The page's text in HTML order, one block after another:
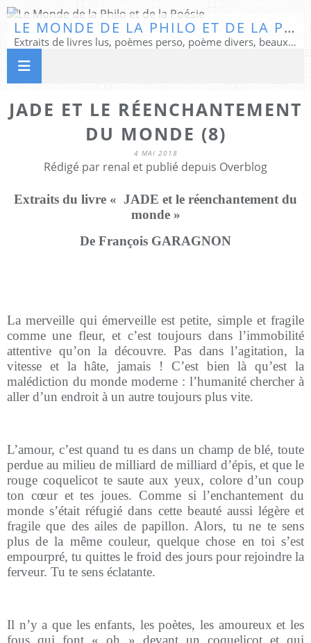
LE MONDE DE LA PHILO ET DE LA POÉSIE
Extraits de livres lus, poèmes perso, poème divers, beaux textes...
JADE ET LE RÉENCHANTEMENT
DU MONDE (8)
4 MAI 2018
Rédigé par renal et publié depuis Overblog
Extraits du livre « JADE et le réenchantement du
monde »
De François GARAGNON
La merveille qui émerveille est petite, simple et fragile
comme une fleur, et c’est toujours dans l’immobilité
attentive qu’on la découvre. Pas dans l’agitation, la
vitesse et la hâte, jamais ! C’est bien là qu’est la
malédiction du monde moderne : l’humanité chercher à
aller d’un endroit à un autre toujours plus vite.
L’amour, c’est quand tu es dans un champ de blé, toute
perdue au milieu de milliard de milliard d’épis, et que le
rouge coquelicot te saute aux yeux, colore d’un coup
ton cœur et tes joues. Comme si l’enchantement du
monde s’était réfugié dans cette beauté aussi légère et
fragile que des ailes de papillon. Alors, tu ne te sens
plus de la même couleur, quelque chose en toi s’est
empourpré, tu quittes le froid des jours pour rejoindre la
ferveur. Tu te sens éclatante.
Il n’y a que les enfants, les poètes, les amoureux et les
fous qui font « oh » devant un coquelicot et qui